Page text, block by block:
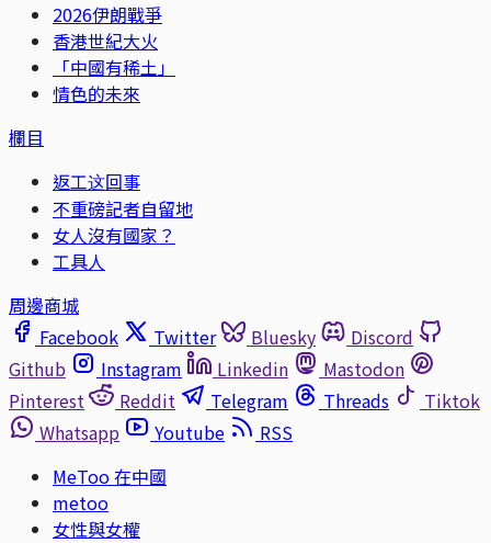
2026伊朗戰爭
香港世紀大火
「中國有稀土」
情色的未來
欄目
返工这回事
不重磅記者自留地
女人沒有國家？
工具人
周邊商城
Facebook
Twitter Bluesky
Discord
Github
Instagram Linkedin
Mastodon
Pinterest
Reddit Telegram Threads
Tiktok
Whatsapp
Youtube
RSS
MeToo 在中國
metoo
女性與女權